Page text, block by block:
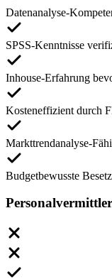
Datenanalyse-
SPSS-Kenntnisse
Inhouse-Erfahrung
Kosteneffizient durch
Markttrendanalyse-
Budgetbewusste
Personalvermittler